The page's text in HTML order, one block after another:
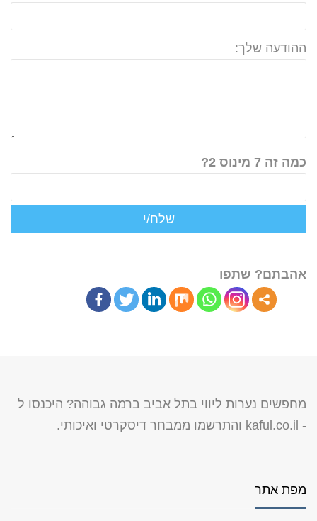
ההודעה שלך:
כמה זה 7 מינוס 2?
אהבתם? שתפו
מחפשים נערות ליווי בתל אביב ברמה גבוהה? היכנסו ל
-
kaful.co.il והתרשמו ממבחר דיסקרטי ואיכותי.
מפת אתר